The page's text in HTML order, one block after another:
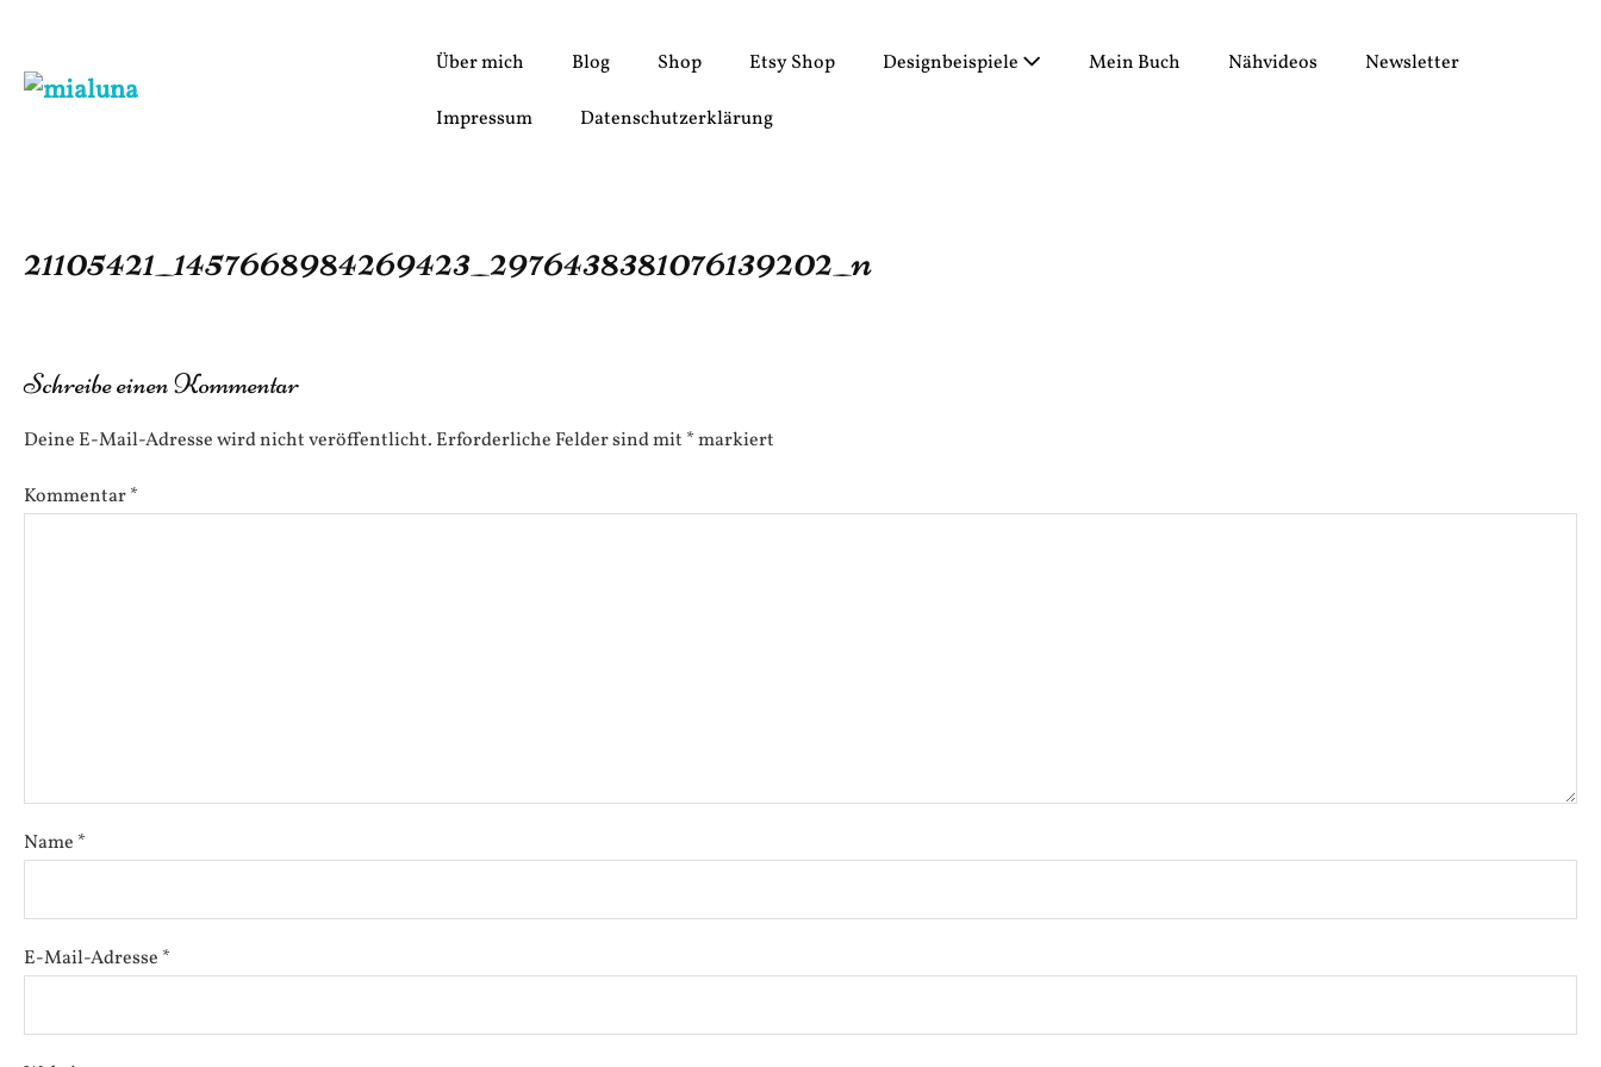
springen
Über mich Blog Shop Etsy Shop Designbeispiele Mein Buch Nähvideos Newsletter
Impressum Datenschutzerklärung
21105421_1457668984269423_2976438381076139202_n
Schreibe einen Kommentar
Deine E-Mail-Adresse wird nicht veröffentlicht. Erforderliche Felder sind mit *markiert
Kommentar*
Name *
E-Mail-Adresse *